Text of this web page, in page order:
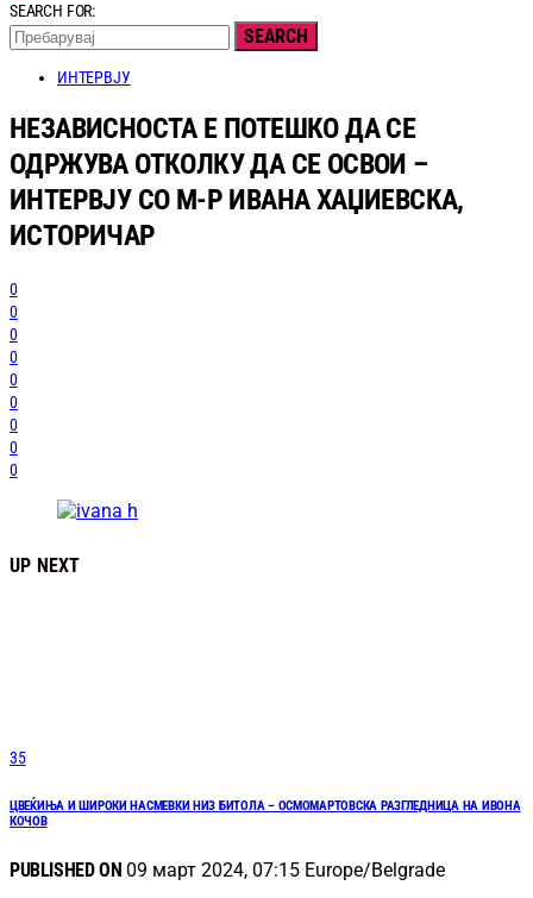
SEARCH FOR:
SEARCH
ИНТЕРВЈУ
НЕЗАВИСНОСТА Е ПОТЕШКО ДА СЕ
ОДРЖУВА ОТКОЛКУ ДА СЕ ОСВОИ –
ИНТЕРВЈУ СО М-Р ИВАНА ХАЏИЕВСКА,
ИСТОРИЧАР
0
0
0
0
0
0
0
0
0
UP NEXT
35
ЦВЕЌИЊА И ШИРОКИ НАСМЕВКИ НИЗ БИТОЛА – ОСМОМАРТОВСКА РАЗГЛЕДНИЦА НА ИВОНА
КОЧОВ
PUBLISHED ON 09 март 2024, 07:15 Europe/Belgrade